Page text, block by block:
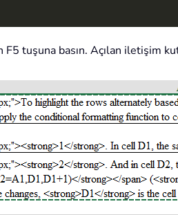
F5 tuşuna basın. Açılan iletişim